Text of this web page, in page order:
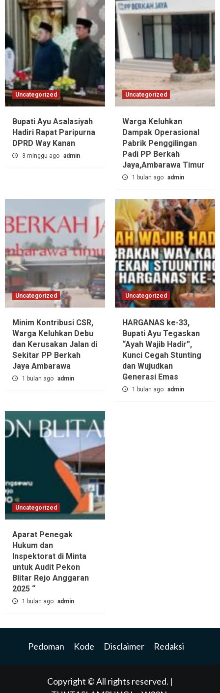
Uncategorized
Bupati Ayu Asalasiyah
Hadiri Rapat Paripurna
DPRD Way Kanan
3 minggu ago admin
Uncategorized
Warga Keluhkan
Dampak Operasional
Pabrik Penggilingan
Padi PP Berkah
Jaya,‎Ambarawa Timur
1 bulan ago admin
Uncategorized
Minim Kontribusi CSR,
Warga Keluhkan Debu
dan Kerusakan Jalan di
Sekitar PP Berkah
Jaya Ambarawa‎
1 bulan ago admin
Uncategorized
HARGANAS ke-33,
Bupati Ayu Tegaskan
“Ayah Wajib Hadir”,
Kunci Cegah Stunting
dan Wujudkan
Generasi Emas
1 bulan ago admin
Uncategorized
Aparat Penegak
Hukum dan
Inspektorat di Minta
untuk Audit Pekon
Blitar Rejo Anggaran
2025 “
1 bulan ago admin
Pedoman Kode Disclaimer Redaksi
Copyright © All rights reserved. |